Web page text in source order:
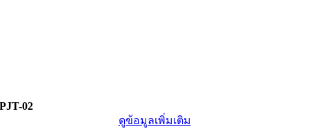
PJT-02
ดูข้อมูลเพิ่มเติม